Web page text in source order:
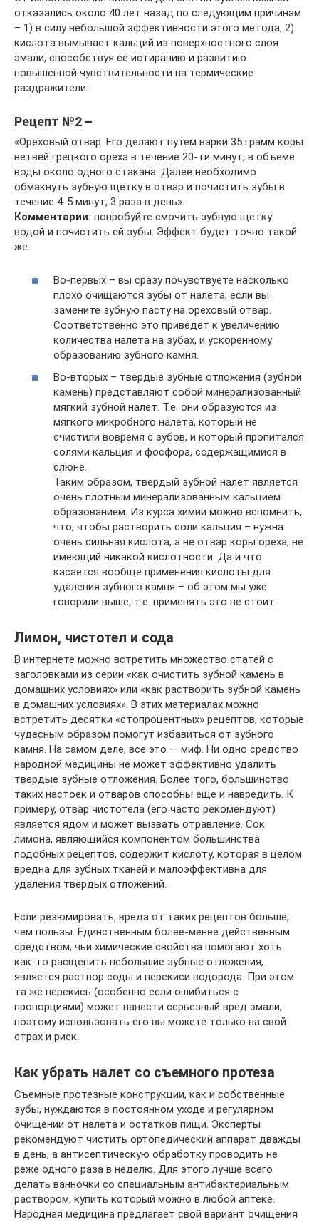
отказались около 40 лет назад по следующим причинам
– 1) в силу небольшой эффективности этого метода, 2)
кислота вымывает кальций из поверхностного слоя
эмали, способствуя ее истиранию и развитию
повышенной чувствительности на термические
раздражители.
Рецепт №2 –
«Ореховый отвар. Его делают путем варки 35 грамм коры
ветвей грецкого ореха в течение 20-ти минут, в объеме
воды около одного стакана. Далее необходимо
обмакнуть зубную щетку в отвар и почистить зубы в
течение 4-5 минут, 3 раза в день».
Комментарии: попробуйте смочить зубную щетку
водой и почистить ей зубы. Эффект будет точно такой
же.
Во-первых – вы сразу почувствуете насколько
плохо очищаются зубы от налета, если вы
замените зубную пасту на ореховый отвар.
Соответственно это приведет к увеличению
количества налета на зубах, и ускоренному
образованию зубного камня.
Во-вторых – твердые зубные отложения (зубной
камень) представляют собой минерализованный
мягкий зубной налет. Т.е. они образуются из
мягкого микробного налета, который не
счистили вовремя с зубов, и который пропитался
солями кальция и фосфора, содержащимися в
слюне.
Таким образом, твердый зубной налет является
очень плотным минерализованным кальцием
образованием. Из курса химии можно вспомнить,
что, чтобы растворить соли кальция – нужна
очень сильная кислота, а не отвар коры ореха, не
имеющий никакой кислотности. Да и что
касается вообще применения кислоты для
удаления зубного камня – об этом мы уже
говорили выше, т.е. применять это не стоит.
Лимон, чистотел и сода
В интернете можно встретить множество статей с
заголовками из серии «как очистить зубной камень в
домашних условиях» или «как растворить зубной камень
в домашних условиях». В этих материалах можно
встретить десятки «стопроцентных» рецептов, которые
чудесным образом помогут избавиться от зубного
камня. На самом деле, все это — миф. Ни одно средство
народной медицины не может эффективно удалить
твердые зубные отложения. Более того, большинство
таких настоек и отваров способны еще и навредить. К
примеру, отвар чистотела (его часто рекомендуют)
является ядом и может вызвать отравление. Сок
лимона, являющийся компонентом большинства
подобных рецептов, содержит кислоту, которая в целом
вредна для зубных тканей и малоэффективна для
удаления твердых отложений.
Если резюмировать, вреда от таких рецептов больше,
чем пользы. Единственным более-менее действенным
средством, чьи химические свойства помогают хоть
как-то расщепить небольшие зубные отложения,
является раствор соды и перекиси водорода. При этом
та же перекись (особенно если ошибиться с
пропорциями) может нанести серьезный вред эмали,
поэтому использовать его вы можете только на свой
страх и риск.
Как убрать налет со съемного протеза
Съемные протезные конструкции, как и собственные
зубы, нуждаются в постоянном уходе и регулярном
очищении от налета и остатков пищи. Эксперты
рекомендуют чистить ортопедический аппарат дважды
в день, а антисептическую обработку проводить не
реже одного раза в неделю. Для этого лучше всего
делать ванночки со специальным антибактериальным
раствором, купить который можно в любой аптеке.
Народная медицина предлагает свой вариант очищения